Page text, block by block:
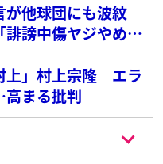
他球団にも波紋
謗中傷ヤジやめ
上」村上宗隆 エラ
まる批判